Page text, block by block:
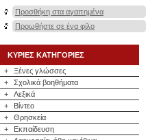
Προσθήκη στα αγαπημένα
Προωθήστε σε ένα φίλο
ΚΥΡΙΕΣ ΚΑΤΗΓΟΡΙΕΣ
+
Ξένες γλώσσες
+
Σχολικά βοηθήματα
+
Λεξικά
+
Βίντεο
+
Θρησκεία
+
Εκπαίδευση